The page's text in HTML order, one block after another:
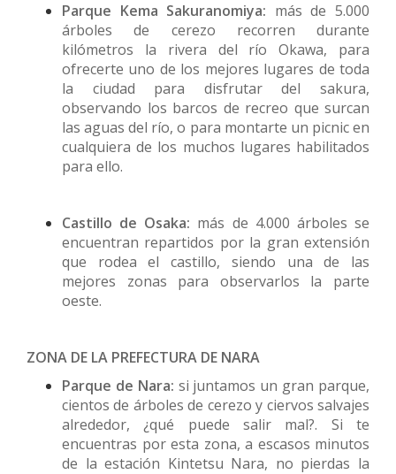
Parque Kema Sakuranomiya: más de 5.000
árboles de cerezo recorren durante
kilómetros la rivera del río Okawa, para
ofrecerte uno de los mejores lugares de toda
la ciudad para disfrutar del sakura,
observando los barcos de recreo que surcan
las aguas del río, o para montarte un picnic en
cualquiera de los muchos lugares habilitados
para ello.
Castillo de Osaka: más de 4.000 árboles se
encuentran repartidos por la gran extensión
que rodea el castillo, siendo una de las
mejores zonas para observarlos la parte
oeste.
ZONA DE LA PREFECTURA DE NARA
Parque de Nara: si juntamos un gran parque,
cientos de árboles de cerezo y ciervos salvajes
alrededor, ¿qué puede salir mal?. Si te
encuentras por esta zona, a escasos minutos
de la estación Kintetsu Nara, no pierdas la